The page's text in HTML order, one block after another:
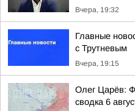
Вчера, 19:32
Главные
с Трутневым
Вчера, 19:15
Олег Царёв:
сводка 6